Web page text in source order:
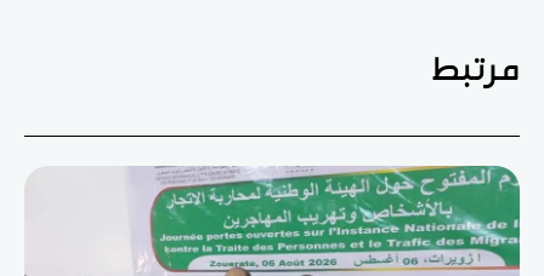
مرتبط